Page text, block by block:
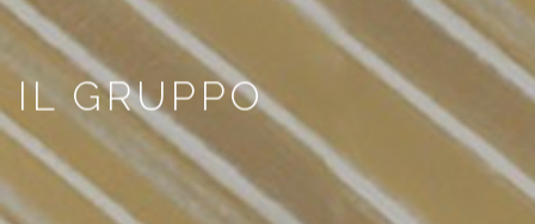
IL GRUPPO